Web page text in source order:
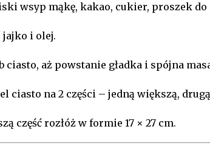
wsyp mąkę, kakao, cukier, proszek
jajko i olej.
ciasto, aż powstanie gładka i spójna
ciasto na 2 części – jedną większą,
część rozłóż w formie 17 × 27 cm.